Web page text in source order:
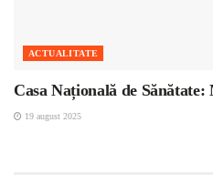
ACTUALITATE
Casa Națională de
19 august 2025